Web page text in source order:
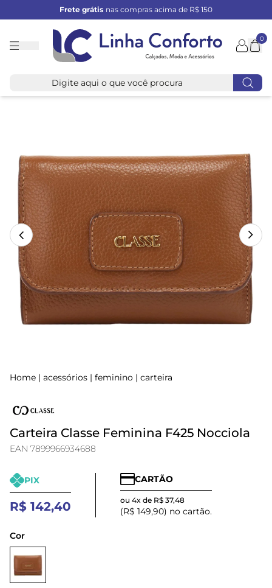
Frete grátis nas compras acima de R$ 150
Linha
0
Home | acessórios | feminino | carteira
Carteira Classe Feminina F425 Nocciola
EAN 7899966934688
PIX
R$ 142,40
CARTÃO
ou 4x de R$ 37,48
(R$ 149,90) no cartão.
Cor